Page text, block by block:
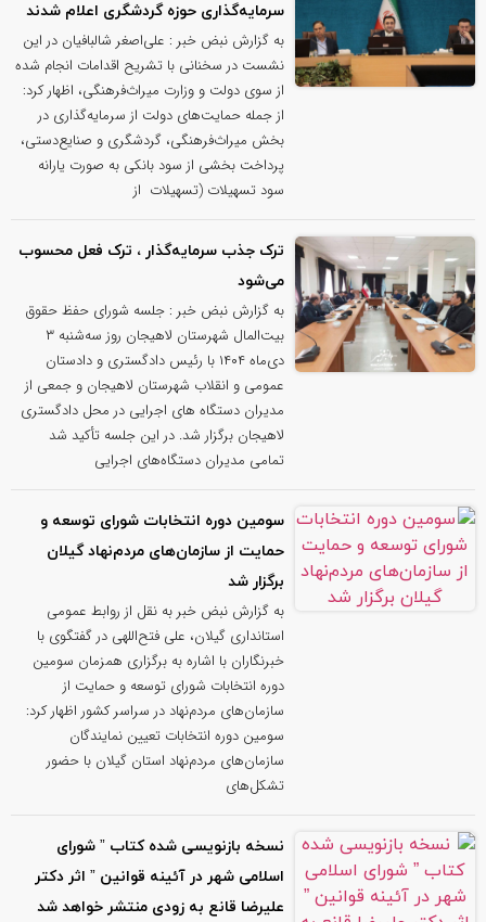
سرمایه‌گذاری حوزه گردشگری اعلام شدند
به گزارش نبض خبر : علی‌اصغر شالبافیان در این
نشست در سخنانی با تشریح اقدامات انجام شده
از سوی دولت و وزارت میراث‌فرهنگی، اظهار کرد:
از جمله حمایت‌های دولت از سرمایه‌گذاری در
بخش میراث‌فرهنگی، گردشگری و صنایع‌دستی،
پرداخت بخشی از سود بانکی به صورت یارانه
سود تسهیلات (تسهیلات از
ترک جذب سرمایه‌گذار ، ترک فعل محسوب
می‌شود
به گزارش نبض خبر : جلسه شورای حفظ حقوق
بیت‌المال شهرستان لاهیجان روز سه‌شنبه ۳
دی‌ماه ۱۴۰۴ با رئیس دادگستری و دادستان
عمومی و انقلاب شهرستان لاهیجان و جمعی از
مدیران دستگاه های اجرایی در محل دادگستری
لاهیجان برگزار شد. در این جلسه تأکید شد
تمامی مدیران دستگاه‌های اجرایی
سومین دوره انتخابات شورای توسعه و
حمایت از سازمان‌های مردم‌نهاد گیلان
برگزار شد
به گزارش نبض خبر به نقل از روابط عمومی
استانداری گیلان، علی فتح‌اللهی در گفتگوی با
خبرنگاران با اشاره به برگزاری همزمان سومین
دوره انتخابات شورای توسعه و حمایت از
سازمان‌های مردم‌نهاد در سراسر کشور اظهار کرد:
سومین دوره انتخابات تعیین نمایندگان
سازمان‌های مردم‌نهاد استان گیلان با حضور
تشکل‌های
نسخه بازنویسی‌ شده کتاب ” شورای
اسلامی شهر در آئینه قوانین ” اثر دکتر
علیرضا قانع به‌ زودی منتشر خواهد شد